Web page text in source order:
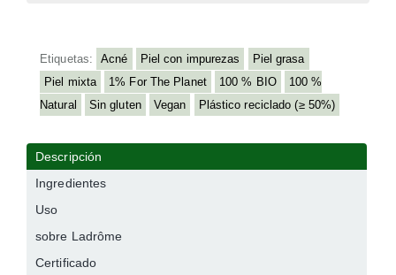
Etiquetas: Acné Piel con impurezas
Piel grasa
Piel mixta
1% For The Planet 100 % BIO
100 %
Natural
Sin gluten Vegan Plástico reciclado (≥ 50%)
Descripción
Ingredientes
Uso
sobre Ladrôme
Certificado